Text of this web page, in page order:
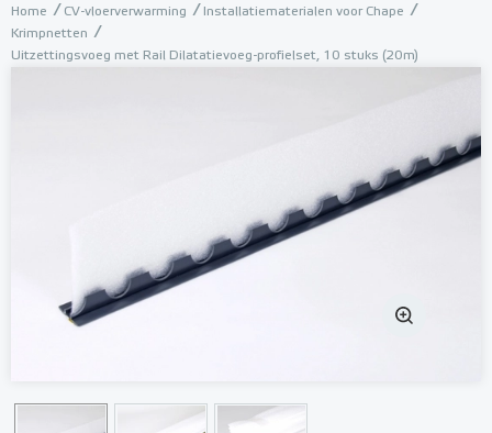
Home CV-vloerverwarming
Installatiematerialen voor Chape
Krimpnetten
Uitzettingsvoeg met Rail Dilatatievoeg-profielset, 10 stuks (20m)